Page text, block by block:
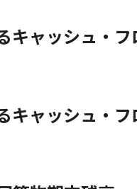
キャッシュ・フ
キャッシュ・フ